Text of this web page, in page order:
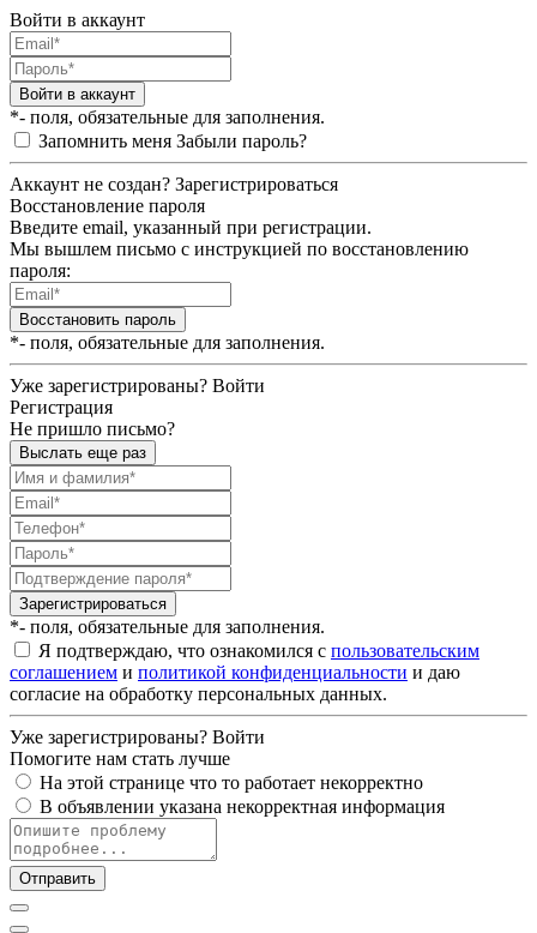
Войти в аккаунт
Войти в аккаунт
*- поля, обязательные для заполнения.
Запомнить меня Забыли пароль?
Аккаунт не создан? Зарегистрироваться
Восстановление пароля
Введите email, указанный при регистрации.
Мы вышлем письмо с инструкцией по восстановлению
пароля:
Восстановить пароль
*- поля, обязательные для заполнения.
Уже зарегистрированы? Войти
Регистрация
Не пришло письмо?
Выслать еще раз
Зарегистрироваться
*- поля, обязательные для заполнения.
Я подтверждаю, что ознакомился с пользовательским
соглашением и политикой конфиденциальности и даю
согласие на обработку персональных данных.
Уже зарегистрированы? Войти
Помогите нам стать лучше
На этой странице что то работает некорректно
В объявлении указана некорректная информация
Отправить